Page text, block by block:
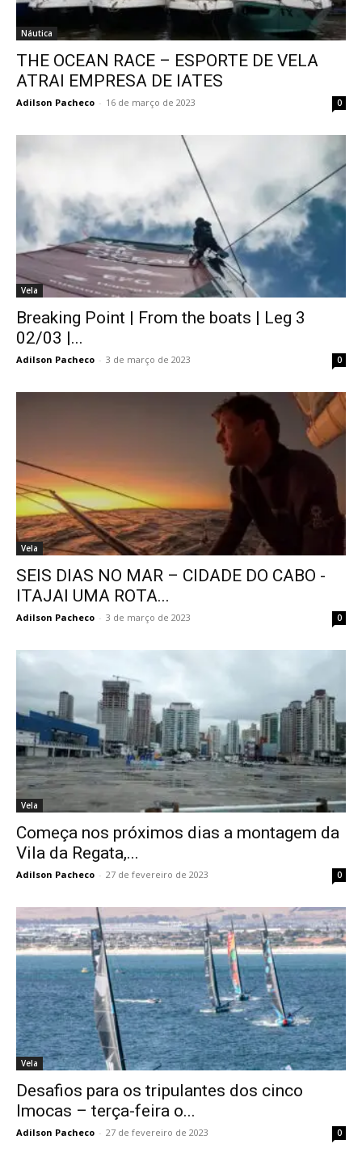
Náutica
THE OCEAN RACE – ESPORTE DE VELA
ATRAI EMPRESA DE IATES
Adilson Pacheco - 16 de março de 2023 0
Vela
Breaking Point | From the boats | Leg 3
02/03 |...
Adilson Pacheco - 3 de março de 2023 0
Vela
SEIS DIAS NO MAR – CIDADE DO CABO -
ITAJAI UMA ROTA...
Adilson Pacheco - 3 de março de 2023 0
Vela
Começa nos próximos dias a montagem da
Vila da Regata,...
Adilson Pacheco - 27 de fevereiro de 2023 0
Vela
Desafios para os tripulantes dos cinco
Imocas – terça-feira o...
Adilson Pacheco - 27 de fevereiro de 2023 0